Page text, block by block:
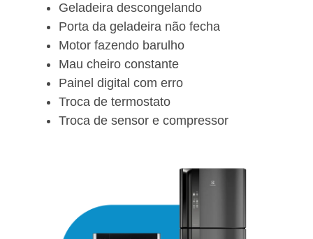
Geladeira descongelando
Porta da geladeira não fecha
Motor fazendo barulho
Mau cheiro constante
Painel digital com erro
Troca de termostato
Troca de sensor e compressor